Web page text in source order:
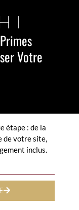
Votre
étape : de la
de votre site,
inclus.